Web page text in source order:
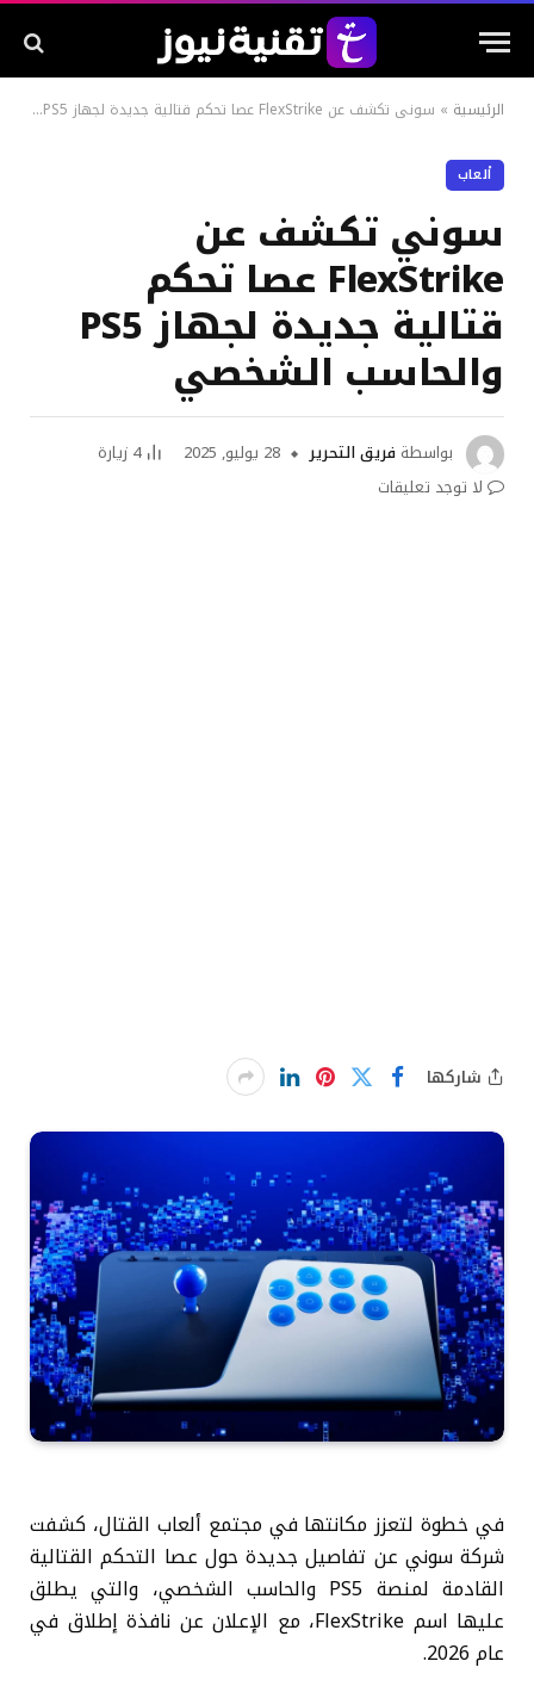
الرئيسية » سوني تكشف عن FlexStrike عصا تحكم قتالية جديدة لجهاز PS5 والحاسب الشخصي
ألعاب
سوني تكشف عن
FlexStrike عصا تحكم
قتالية جديدة لجهاز PS5
والحاسب الشخصي
بواسطة فريق التحرير 28 يوليو, 2025 4 زيارة
لا توجد تعليقات
شاركها
في خطوة لتعزز مكانتها في مجتمع ألعاب القتال، كشفت
شركة سوني عن تفاصيل جديدة حول عصا التحكم القتالية
القادمة لمنصة PS5 والحاسب الشخصي، والتي يطلق
عليها اسم FlexStrike، مع الإعلان عن نافذة إطلاق في
عام 2026.